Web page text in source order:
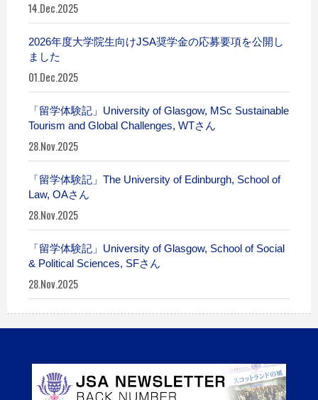
14.Dec.2025
2026年度大学院生向けJSA奨学金の応募要項を公開し
ました
01.Dec.2025
「留学体験記」University of Glasgow, MSc Sustainable
Tourism and Global Challenges, WTさん
28.Nov.2025
「留学体験記」The University of Edinburgh, School of
Law, OAさん
28.Nov.2025
「留学体験記」University of Glasgow, School of Social
& Political Sciences, SFさん
28.Nov.2025